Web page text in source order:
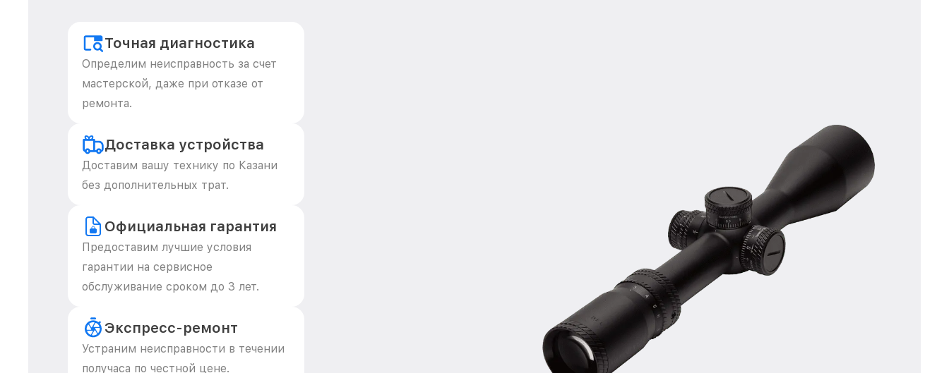
Точная диагностика
Определим неисправность за счет
мастерской, даже при отказе от
ремонта.
Доставка устройства
Доставим вашу технику по Казани
без дополнительных трат.
Официальная гарантия
Предоставим лучшие условия
гарантии на сервисное
обслуживание сроком до 3 лет.
Экспресс-ремонт
Устраним неисправности в течении
получаса по честной цене.